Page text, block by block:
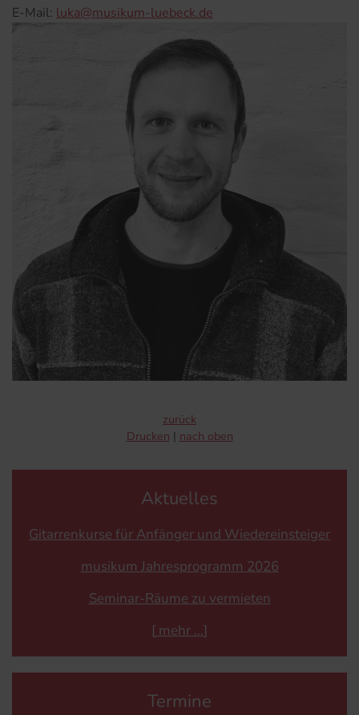
E-Mail: luka@musikum-luebeck.de
zurück
Drucken
nach oben
Aktuelles
Gitarrenkurse für Anfänger und Wiedereinsteiger
musikum Jahresprogramm 2026
Seminar-Räume zu vermieten
[ mehr ]
Termine